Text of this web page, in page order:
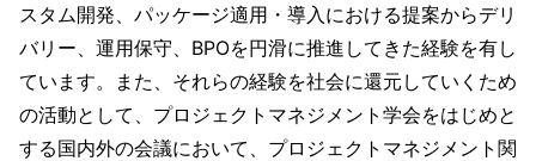
スタム開発、パッケージ適用・導入における提案からデリ
バリー、運用保守、BPOを円滑に推進してきた経験を有し
ています。また、それらの経験を社会に還元していくため
の活動として、プロジェクトマネジメント学会をはじめと
する国内外の会議において、プロジェクトマネジメント関